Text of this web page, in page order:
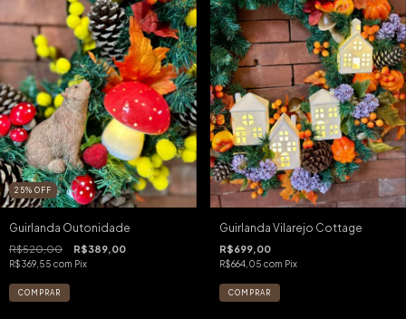
25% OFF
Guirlanda Outonidade
R$520,00 R$389,00
R$369,55 com Pix
Guirlanda Vilarejo Cottage
R$699,00
R$664,05 com Pix